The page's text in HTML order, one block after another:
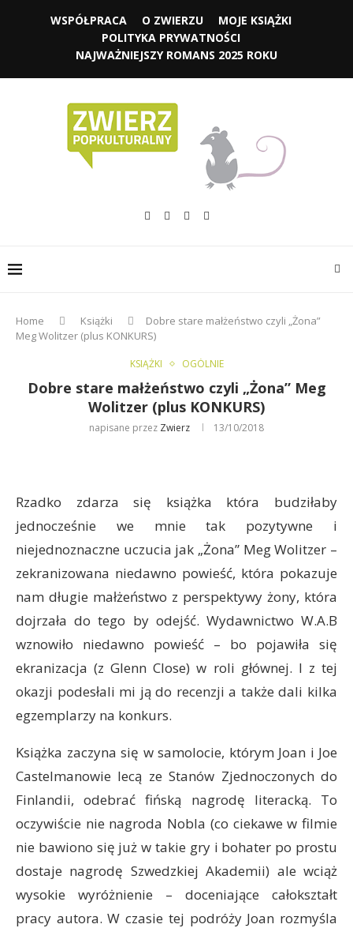
WSPÓŁPRACA O ZWIERZU
MOJE KSIĄŻKI
POLITYKA PRYWATNOŚCI
NAJWAŻNIEJSZY ROMANS 2025 ROKU
Home Książki
Dobre stare małżeństwo czyli „Żona”
Meg Wolitzer (plus KONKURS)
KSIĄŻKI OGÓLNIE
Dobre stare małżeństwo czyli „Żona” Meg
Wolitzer (plus KONKURS)
napisane przez Zwierz 13/10/2018
Rzadko zdarza się książka która budziłaby
jednocześnie we mnie tak pozytywne i
niejednoznaczne uczucia jak „Żona” Meg Wolitzer –
zekranizowana niedawno powieść, która pokazuje
nam długie małżeństwo z perspektywy żony, która
dojrzała do tego by odejść. Wydawnictwo W.A.B
wznowiło niedawno powieść – bo pojawiła się
ekranizacja (z Glenn Close) w roli głównej. I z tej
okazji podesłali mi ją do recenzji a także dali kilka
egzemplarzy na konkurs.
Książka zaczyna się w samolocie, którym Joan i Joe
Castelmanowie lecą ze Stanów Zjednoczonych do
Finlandii, odebrać fińską nagrodę literacką. To
oczywiście nie nagroda Nobla (co ciekawe w filmie
nie bawiono się już w takie gry i bohater po prostu
dostaje nagrodę Szwedzkiej Akademii) ale wciąż
wysokie wyróżnienie – doceniające całokształt
pracy autora. W czasie tej podróży Joan rozmyśla